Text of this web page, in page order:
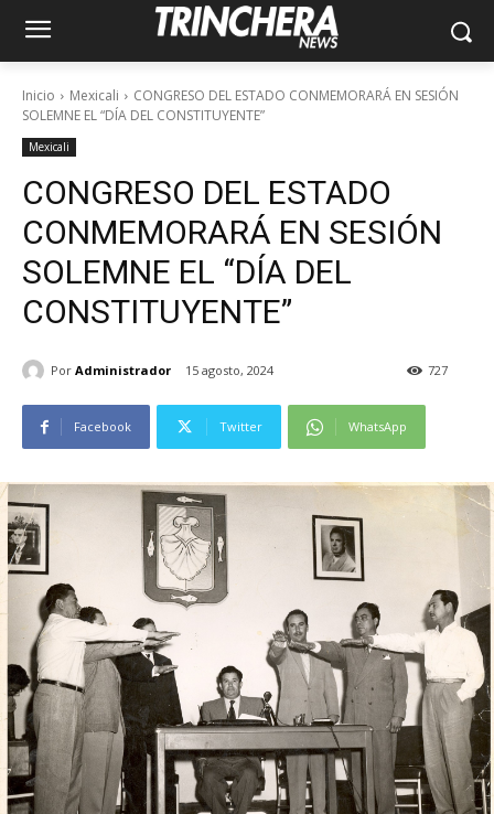
Inicio Mexicali
CONGRESO DEL ESTADO CONMEMORARÁ EN SESIÓN
SOLEMNE EL “DÍA DEL CONSTITUYENTE”
Mexicali
CONGRESO DEL ESTADO
CONMEMORARÁ EN SESIÓN
SOLEMNE EL “DÍA DEL
CONSTITUYENTE”
Por Administrador 15 agosto, 2024 727
Facebook Twitter WhatsApp